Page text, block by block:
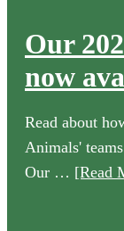
Our
now
Read about
Animals'
Our … [Read